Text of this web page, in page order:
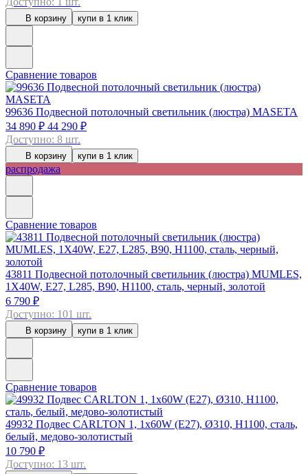
В корзину купи в 1 клик
Сравнение товаров
99636 Подвесной потолочный светильник (люстра) MASETA
34 890 ₽ 44 290 ₽
Доступно: 8 шт.
В корзину купи в 1 клик
распродажа
Сравнение товаров
43811 Подвесной потолочный светильник (люстра) MUMLES,
1Х40W, E27, L285, B90, H1100, сталь, черный, золотой
6 790 ₽
Доступно: 101 шт.
В корзину купи в 1 клик
Сравнение товаров
49932 Подвес CARLTON 1, 1x60W (E27), Ø310, H1100, сталь,
белый, медово-золотистый
10 790 ₽
Доступно: 13 шт.